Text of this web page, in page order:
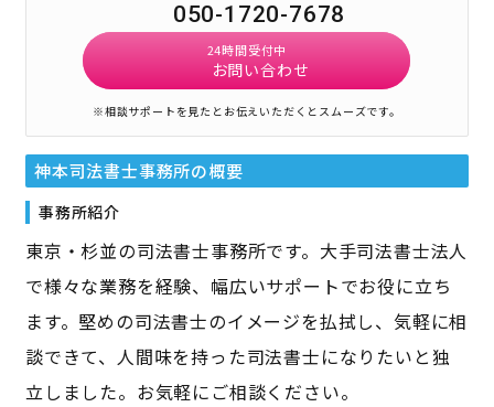
050-1720-7678
24時間受付中
お問い合わせ
※相談サポートを見たとお伝えいただくとスムーズです。
神本司法書士事務所の概要
事務所紹介
東京・杉並の司法書士事務所です。大手司法書士法人
で様々な業務を経験、幅広いサポートでお役に立ち
ます。堅めの司法書士のイメージを払拭し、気軽に相
談できて、人間味を持った司法書士になりたいと独
立しました。お気軽にご相談ください。